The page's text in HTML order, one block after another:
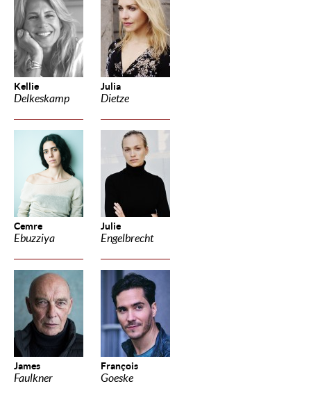
Kellie
Delkeskamp
Julia
Dietze
Cemre
Ebuzziya
Julie
Engelbrecht
James
Faulkner
François
Goeske